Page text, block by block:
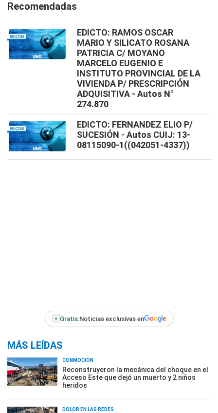
Recomendadas
EDICTO: RAMOS OSCAR
MARIO Y SILICATO ROSANA
PATRICIA C/ MOYANO
MARCELO EUGENIO E
INSTITUTO PROVINCIAL DE LA
VIVIENDA P/ PRESCRIPCIÓN
ADQUISITIVA - Autos N°
274.870
EDICTO: FERNANDEZ ELIO P/
SUCESIÓN - Autos CUIJ: 13-
08115090-1((042051-4337))
+ Gratis:Noticias exclusivas en
MÁS LEÍDAS
CONMOCIÓN
Reconstruyeron la mecánica del choque en el
Acceso Este que dejó un muerto y 2 niños
heridos
DOLOR EN LAS REDES